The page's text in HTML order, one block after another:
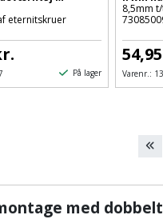
eternitskruer
På lager
8,5mm
54,95
Varenr.:
med